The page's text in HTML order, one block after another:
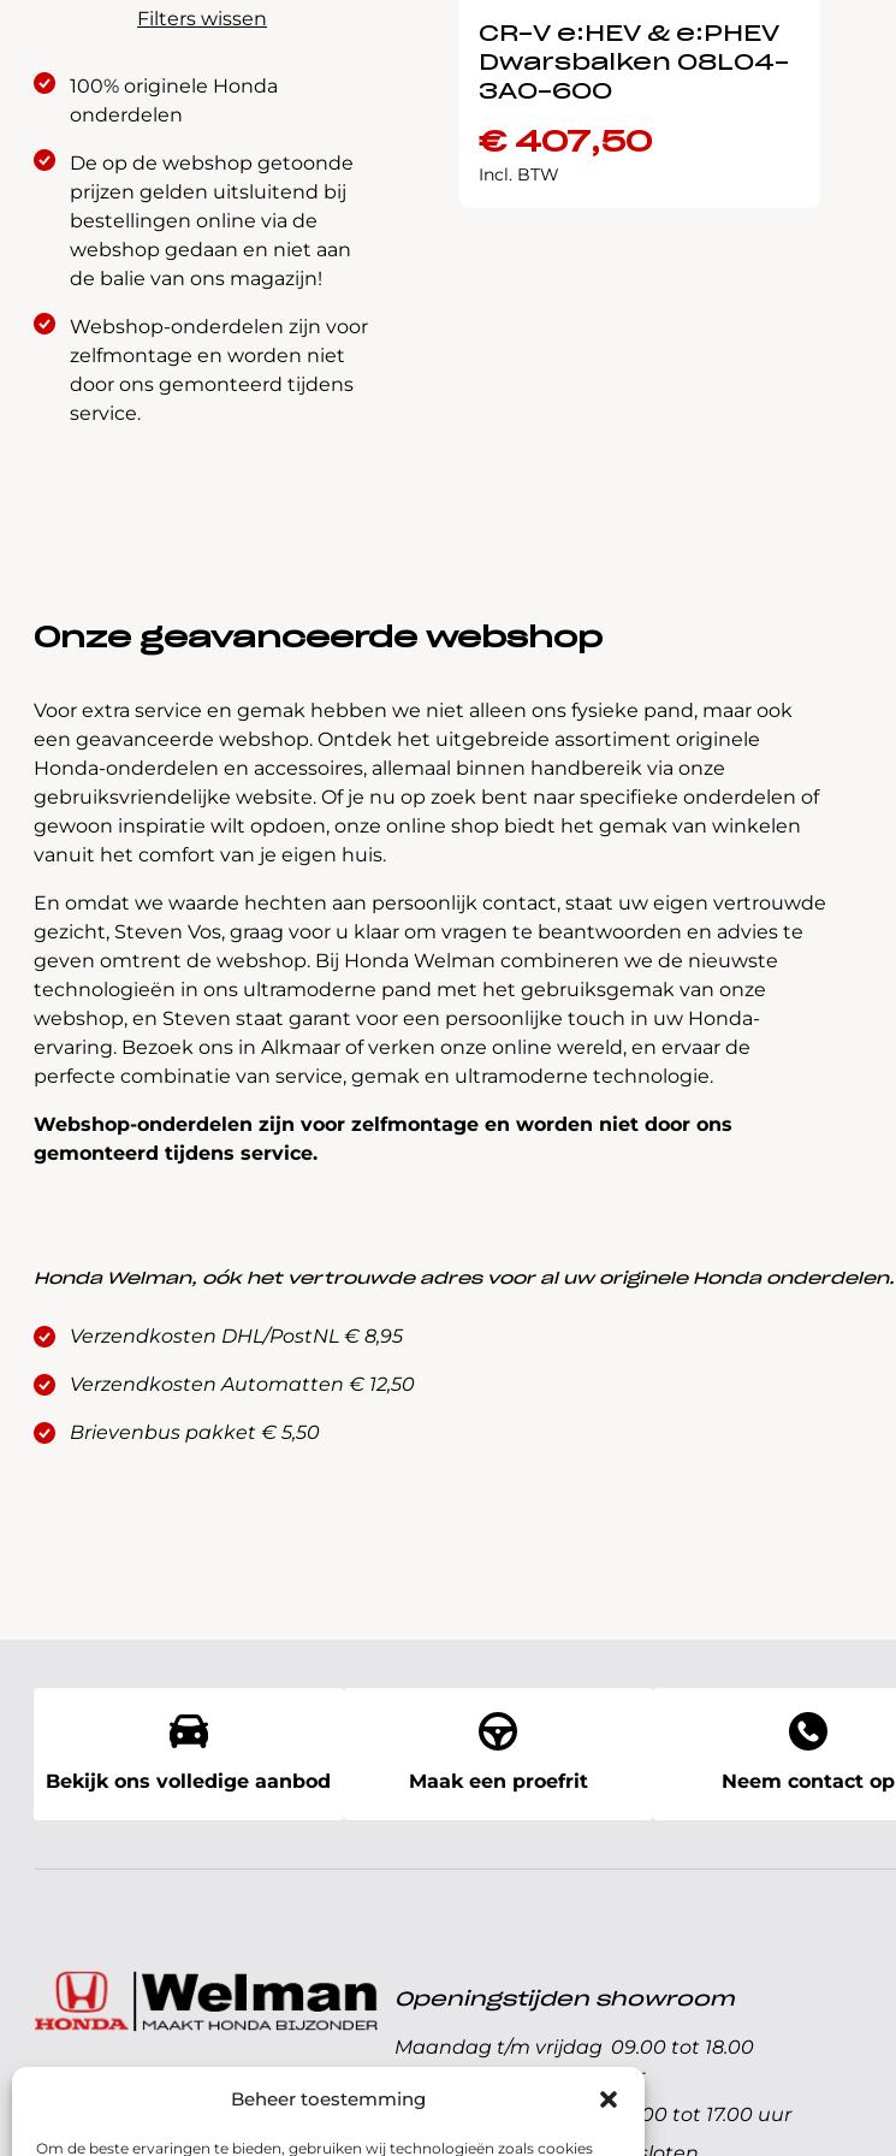
Beheer toestemming
Om de beste ervaringen te bieden, gebruiken wij technologieën zoals cookies
Filters wissen
100% originele Honda
onderdelen
De op de webshop getoonde
prijzen gelden uitsluitend bij
bestellingen online via de
webshop gedaan en niet aan
de balie van ons magazijn!
Webshop-onderdelen zijn voor
zelfmontage en worden niet
door ons gemonteerd tijdens
service.
CR-V e:HEV & e:PHEV
Dwarsbalken 08L04-
3A0-600
€407,50
Incl. BTW
Onze geavanceerde webshop
Voor extra service en gemak hebben we niet alleen ons fysieke pand, maar ook
een geavanceerde webshop. Ontdek het uitgebreide assortiment originele
Honda-onderdelen en accessoires, allemaal binnen handbereik via onze
gebruiksvriendelijke website. Of je nu op zoek bent naar specifieke onderdelen of
gewoon inspiratie wilt opdoen, onze online shop biedt het gemak van winkelen
vanuit het comfort van je eigen huis.
En omdat we waarde hechten aan persoonlijk contact, staat uw eigen vertrouwde
gezicht, Steven Vos, graag voor u klaar om vragen te beantwoorden en advies te
geven omtrent de webshop. Bij Honda Welman combineren we de nieuwste
technologieën in ons ultramoderne pand met het gebruiksgemak van onze
webshop, en Steven staat garant voor een persoonlijke touch in uw Honda-
ervaring. Bezoek ons in Alkmaar of verken onze online wereld, en ervaar de
perfecte combinatie van service, gemak en ultramoderne technologie.
Webshop-onderdelen zijn voor zelfmontage en worden niet door ons
gemonteerd tijdens service.
Honda Welman, oók het vertrouwde adres voor al uw originele Honda onderdelen.
Verzendkosten DHL/PostNL € 8,95
Verzendkosten Automatten € 12,50
Brievenbus pakket € 5,50
Bekijk ons volledige aanbod Maak een proefrit Neem contact op
072 - 57 16 9 40
Parelweg 3, 1812 RS
Openingstijden showroom
Maandag t/m vrijdag 09.00 tot 18.00
uur
Zaterdag
09.00 tot 17.00 uur